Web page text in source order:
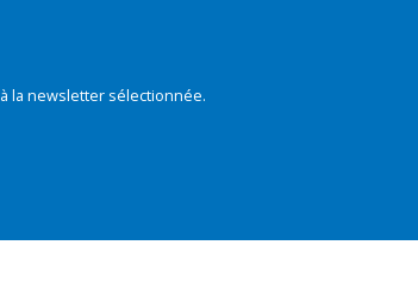
la newsletter sélectionnée.